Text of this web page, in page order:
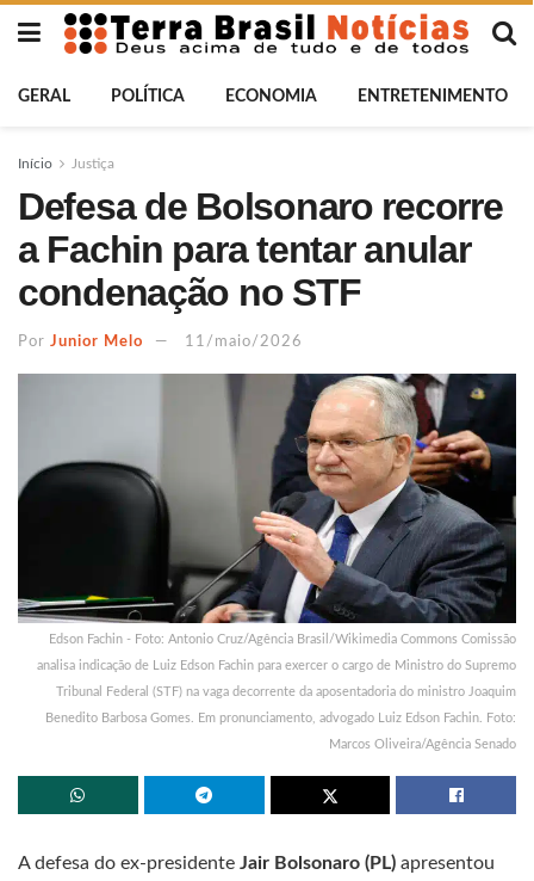
GERAL POLÍTICA ECONOMIA ENTRETENIMENTO
Início Justiça
Defesa de Bolsonaro recorre
a Fachin para tentar anular
condenação no STF
Por Junior Melo 11/maio/2026
Edson Fachin - Foto: Antonio Cruz/Agência Brasil/Wikimedia Commons Comissão
analisa indicação de Luiz Edson Fachin para exercer o cargo de Ministro do Supremo
Tribunal Federal (STF) na vaga decorrente da aposentadoria do ministro Joaquim
Benedito Barbosa Gomes. Em pronunciamento, advogado Luiz Edson Fachin. Foto:
Marcos Oliveira/Agência Senado
A defesa do ex-presidente Jair Bolsonaro (PL) apresentou